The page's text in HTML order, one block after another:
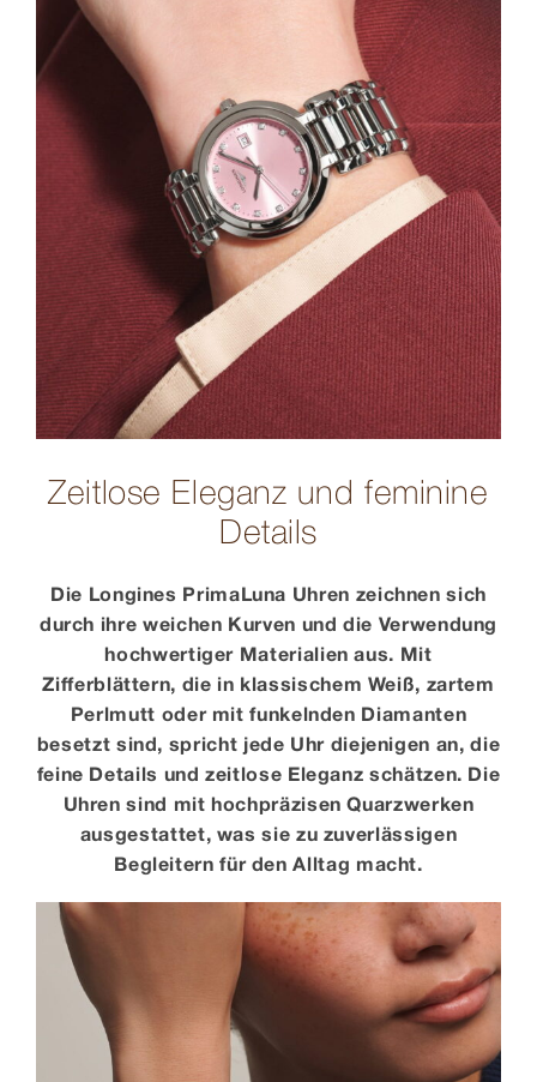
Zeitlose Eleganz und feminine
Details
Die Longines PrimaLuna Uhren zeichnen sich
durch ihre weichen Kurven und die Verwendung
hochwertiger Materialien aus. Mit
Zifferblättern, die in klassischem Weiß, zartem
Perlmutt oder mit funkelnden Diamanten
besetzt sind, spricht jede Uhr diejenigen an, die
feine Details und zeitlose Eleganz schätzen. Die
Uhren sind mit hochpräzisen Quarzwerken
ausgestattet, was sie zu zuverlässigen
Begleitern für den Alltag macht.